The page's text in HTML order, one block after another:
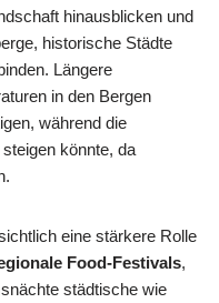
hinausblicken und
historische Städte
Längere
in den Bergen
während die
könnte, da
eine stärkere Rolle
Food-Festivals,
städtische wie